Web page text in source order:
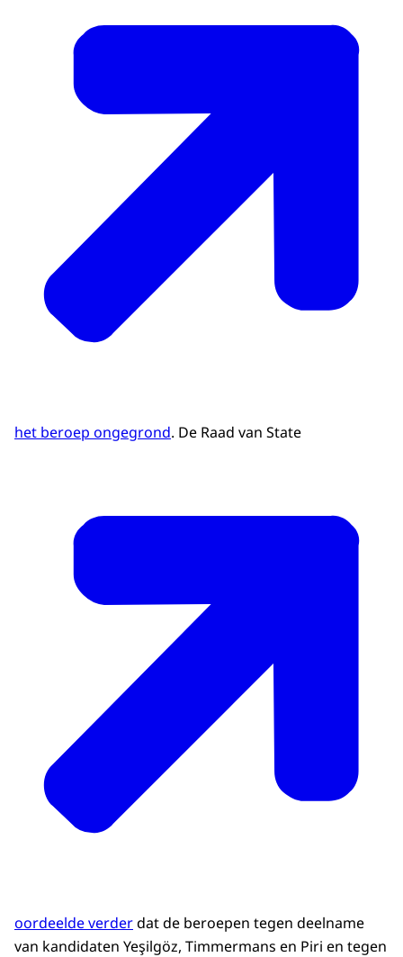
het beroep ongegrond. De Raad van State
oordeelde verderdat de beroepen tegen deelname
van kandidaten Yeşilgöz, Timmermans en Piri en tegen